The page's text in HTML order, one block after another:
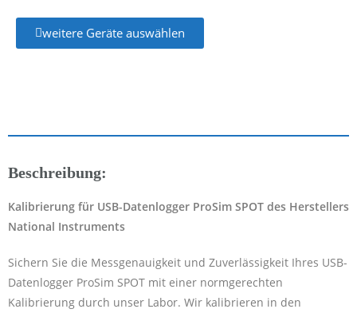
weitere Geräte auswählen
Beschreibung:
Kalibrierung für USB-Datenlogger ProSim SPOT des Herstellers
National Instruments
Sichern Sie die Messgenauigkeit und Zuverlässigkeit Ihres USB-
Datenlogger ProSim SPOT mit einer normgerechten
Kalibrierung durch unser Labor. Wir kalibrieren in den